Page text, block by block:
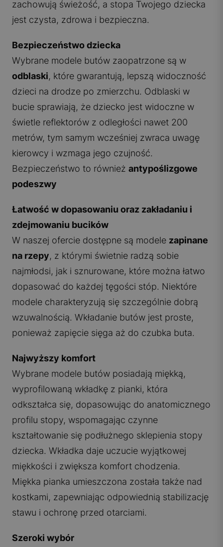
zachowują świeżość, a stopa Twojego dziecka
jest czysta, zdrowa i bezpieczna.
Bezpieczeństwo dziecka
Wybrane modele butów zaopatrzone są w
odblaski, które gwarantują, lepszą widoczność
dzieci na drodze po zmierzchu. Odblaski w
bucie sprawiają, że dziecko jest widoczne w
świetle reflektorów z odległości nawet 200
metrów, tym samym wcześniej zwraca uwagę
kierowcy i wzmaga jego czujność.
Bezpieczeństwo to również antypoślizgowe
podeszwy
Łatwość w dopasowaniu oraz zakładaniu i
zdejmowaniu bucików
W naszej ofercie dostępne są modele zapinane
na rzepy, z którymi świetnie radzą sobie
najmłodsi, jak i sznurowane, które można łatwo
dopasować do każdej tęgości stóp. Niektóre
modele charakteryzują się szczególnie dobrą
wzuwalnością. Wkładanie butów jest proste,
ponieważ zapięcie sięga aż do czubka buta.
Najwyższy komfort
Wybrane modele butów posiadają miękką,
wyprofilowaną wkładkę z pianki, która
odkształca się, dopasowując do anatomicznego
profilu stopy, wspomagając czynne
kształtowanie się podłużnego sklepienia stopy
dziecka. Wkładka daje uczucie wyjątkowej
miękkości i zwiększa komfort chodzenia.
Miękka pianka umieszczona została także nad
kostkami, zapewniając odpowiednią stabilizację
stawu i ochronę przed otarciami.
Szeroki wybór